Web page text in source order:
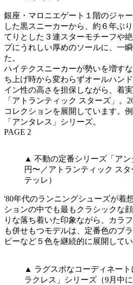
銀座・マロニエゲート１階のジャ
した黒スニーカーから、約６年ぶ
てりとした３連スターモチーフや
プにうれしい厚めのソールに、一
た。
ハイテクスニーカーが勢いを増す
ち上げ時から変わらずオールハン
イン性の高さを担保しながら、着
「アトランティック スターズ」。
コレクションを展開しています。
「アンタレス」シリーズ。
PAGE 2
▲ 不動の定番シリーズ「アン
円〜／アトランティック ス
テッレ）
'80年代のランニングシューズが着
ションの中でも最もクラシックな
りな落ち着いた印象ながら、カラ
も併せもつモデルは、定番色のブ
ビーなど５色を継続的に展開して
▲ ラグスポなコーディネー
ラクレス」シリーズ（9月中